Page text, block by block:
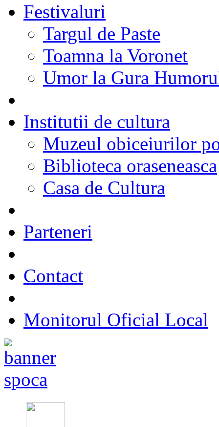
Festivaluri
Targul de Paste
Toamna la Voronet
Umor la Gura
Institutii de cultura
Muzeul obiceiurilor
Biblioteca oraseneasca
Casa de Cultura
Parteneri
Contact
Monitorul Oficial Local